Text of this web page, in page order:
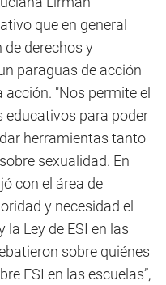
que en general
derechos y
paraguas de acción
"Nos permite el
educativos para poder
herramientas tanto
sexualidad. En
con el área de
y necesidad el
Ley de ESI en las
sobre quiénes
ESI en las escuelas”,